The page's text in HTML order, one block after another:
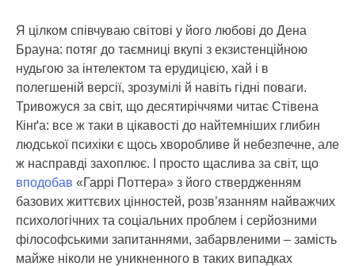
Я цілком співчуваю світові у його любові до Дена
Брауна: потяг до таємниці вкупі з екзистенційною
нудьгою за інтелектом та ерудицією, хай і в
полегшеній версії, зрозумілі й навіть гідні поваги.
Тривожуся за світ, що десятиріччями читає Стівена
Кінґа: все ж таки в цікавості до найтемніших глибин
людської психіки є щось хворобливе й небезпечне, але
ж насправді захоплює. І просто щаслива за світ, що
вподобав «Гаррі Поттера» з його ствердженням
базових життєвих цінностей, розв’язанням найважчих
психологічних та соціальних проблем і серйозними
філософськими запитаннями, забарвленими – замість
майже ніколи не уникненного в таких випадках